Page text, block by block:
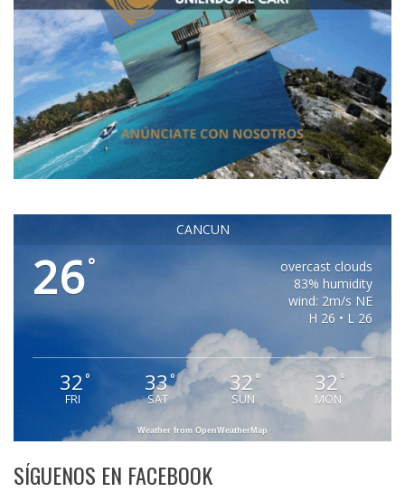
CANCUN
26°
overcast clouds
83% humidity
wind: 2m/s NE
H 26 • L 26
32°
FRI
33°
SAT
32 °
SUN
32 °
MON
Weather from OpenWeatherMap
SÍGUENOS EN FACEBOOK